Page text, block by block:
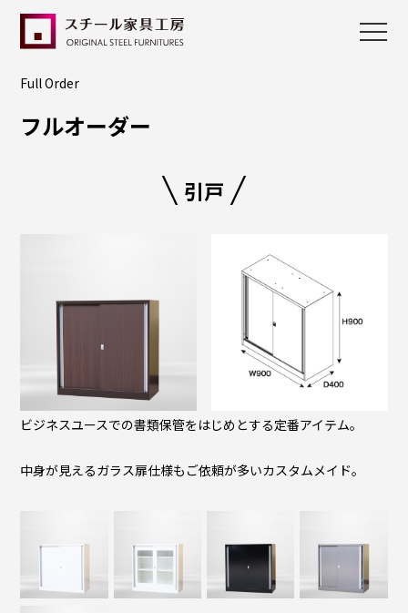
Full Order
フルオーダー
引戸
ビジネスユースでの書類保管をはじめとする定番アイテム。
中身が見えるガラス扉仕様もご依頼が多いカスタムメイド。